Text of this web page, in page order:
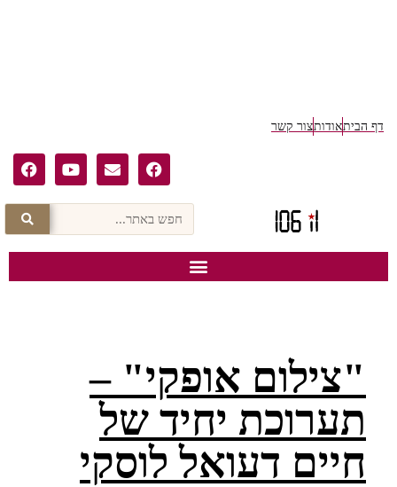
דף הביתאודותצור קשר
"צילום אופקי" –
תערוכת יחיד של
חיים דעואל לוסקי